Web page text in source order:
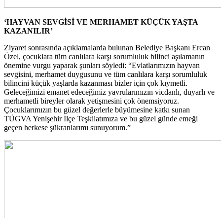
‘HAYVAN SEVGİSİ VE MERHAMET KÜÇÜK YAŞTA
KAZANILIR’
Ziyaret sonrasında açıklamalarda bulunan Belediye Başkanı Ercan
Özel, çocuklara tüm canlılara karşı sorumluluk bilinci aşılamanın
önemine vurgu yaparak şunları söyledi: “Evlatlarımızın hayvan
sevgisini, merhamet duygusunu ve tüm canlılara karşı sorumluluk
bilincini küçük yaşlarda kazanması bizler için çok kıymetli.
Geleceğimizi emanet edeceğimiz yavrularımızın vicdanlı, duyarlı ve
merhametli bireyler olarak yetişmesini çok önemsiyoruz.
Çocuklarımızın bu güzel değerlerle büyümesine katkı sunan
TÜGVA Yenişehir İlçe Teşkilatımıza ve bu güzel günde emeği
geçen herkese şükranlarımı sunuyorum.”